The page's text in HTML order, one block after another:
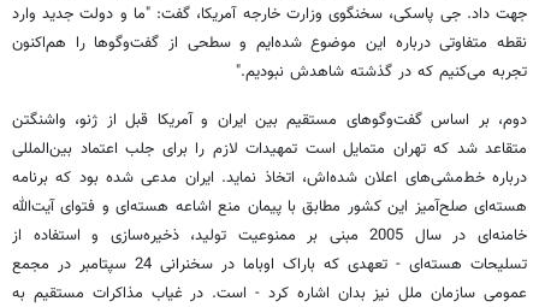
جهت داد. جی پاسکی، سخنگوی وزارت خارجه آمریکا، گفت: "ما و دولت جدید وارد
نقطه متفاوتی درباره این موضوع شده‌ایم و سطحی از گفت‌وگوها را هم‌اکنون
تجربه می‌کنیم که در گذشته شاهدش نبودیم."
دوم، بر اساس گفت‌وگوهای مستقیم بین ایران و آمریکا قبل از ژنو،‌ واشنگتن
متقاعد شد که تهران متمایل است تمهیدات لازم را برای جلب اعتماد بین‌المللی
درباره خط‌مشی‌های اعلان شده‌اش، اتخاذ نماید. ایران مدعی شده بود که برنامه
هسته‌ای صلح‌آمیز این کشور مطابق با پیمان منع اشاعه هسته‌ای و فتوای آیت‌الله
خامنه‌ای در سال 2005 مبنی بر ممنوعیت تولید، ذخیره‌سازی و استفاده از
تسلیحات هسته‌ای - تعهدی که باراک اوباما در سخنرانی 24 سپتامبر در مجمع
عمومی سازمان ملل نیز بدان اشاره کرد - است. در غیاب مذاکرات مستقیم به